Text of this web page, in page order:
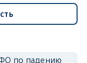
по падению